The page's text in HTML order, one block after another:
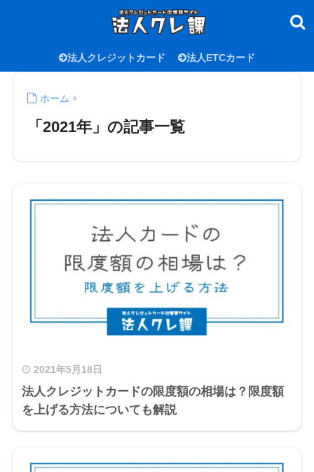
法人クレジットカード 法人ETCカード
ホーム
「2021年」の記事一覧
2021年5月18日
法人クレジットカードの限度額の相場は？限度額
を上げる方法についても解説